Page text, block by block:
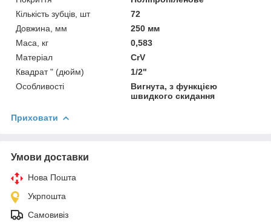
Кількість зубців, шт
72
Довжина, мм
250 мм
Маса, кг
0,583
Матеріал
CrV
Квадрат " (дюйм)
1/2"
Особливості
Вигнута, з функцією
швидкого скидання
Приховати
Умови доставки
Нова Пошта
Укрпошта
Самовивіз